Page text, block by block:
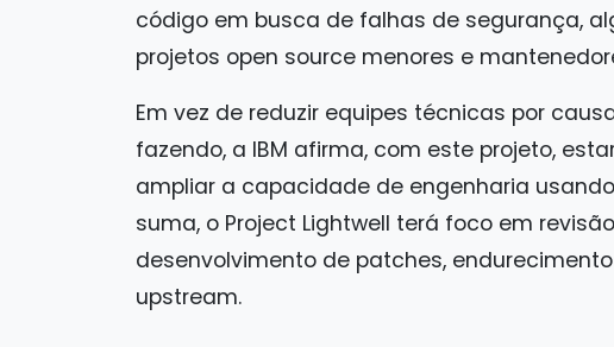
código em busca de falhas de segurança,
projetos open source menores e
Em vez de reduzir equipes técnicas por
fazendo, a IBM afirma, com este projeto,
ampliar a capacidade de engenharia
suma, o Project Lightwell terá foco em
desenvolvimento de patches,
upstream.